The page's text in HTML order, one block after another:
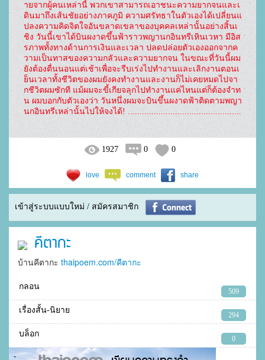
ายจากผู้คนเหล่านี้ พวกเขาสามารถเอาชนะความยากจนและเ
ดินมาถึงเส้นชัยอย่างภาคภูมิ ความศรัทธาในตัวเองได้เปลี่ยนแ
ปลงความคิดจิตใจอันขลาดเขลาของบุคคลเหล่านั้นอย่างสิ้นเ
ชิง วันนี้เขาได้บินผงาดขึ้นฟ้าราวพญานกอินทรีเหินเวหา มีอิส
รภาพทั้งทางด้านการเงินและเวลา ปลดปล่อยตัวเองออกจากค
วามเป็นทาสของความกลัวและความยากจน ในขณะที่วันนี้ผม
ยังต้องตื่นนอนแต่เช้าเพื่อจะรีบเร่งไปทำงานและเลิกงานตอนเ
ย็นเวลาทั้งชีวิตของผมยังคงทำงานและงานก็ไม่เคยหมดไปจา
กชีวิตผมซักที แม้ผมจะขี้เกียจลุกไปทำงานแค่ไหนแต่ก็ต้องจำท
น ผมบอกกับตัวเองว่า วันหนึ่งผมจะบินขึ้นผงาดฟ้าติดตามพญา
นกอินทรีเหล่านั้นไปให้จงได้! ................................................
1927 0 0
love comment share
เข้าสู่ระบบแบบใหม่ / สมัครสมาชิก
คีตากะ
บ้านคีตากะ thaipoem.com/คีตากะ
กลอน
509
เรื่องสั้น-นิยาย
294
บล็อก
0